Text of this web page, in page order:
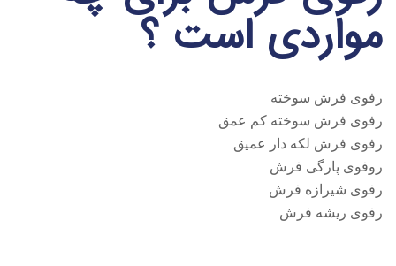
مواردی است ؟
رفوی فرش سوخته
رفوی فرش سوخته کم عمق
رفوی فرش لکه دار عمیق
روفوی پارگی فرش
رفوی شیرازه فرش
رفوی ریشه فرش